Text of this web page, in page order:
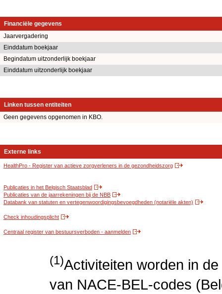
Financiële gegevens
Jaarvergadering
Einddatum boekjaar
Begindatum uitzonderlijk boekjaar
Einddatum uitzonderlijk boekjaar
Linken tussen entiteiten
Geen gegevens opgenomen in KBO.
Externe links
HealthPro - Register van actieve zorgverleners in de gezondheidszorg
Publicaties in het Belgisch Staatsblad
Publicaties van de jaarrekeningen bij de NBB
Databank van statuten en vertegenwoordigingsbevoegdheden (notariële akten)
Check inhoudingsplicht
Centraal register van bestuursverboden - aanmelden
(1)Activiteiten worden in
van NACE-BEL-codes